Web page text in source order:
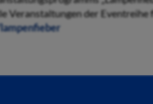
Veranstaltungen der Eventreihe